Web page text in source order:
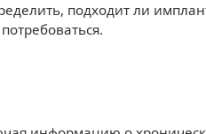
подходит ли